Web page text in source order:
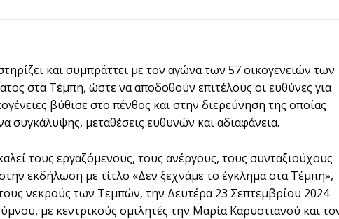
και συμπράττει με τον αγώνα των 57 οικογενειών των
στα Τέμπη, ώστε να αποδοθούν επιτέλους οι ευθύνες για
βύθισε στο πένθος και στην διερεύνηση της οποίας
συγκάλυψης, μεταθέσεις ευθυνών και αδιαφάνεια.
τους εργαζόμενους, τους ανέργους, τους συνταξιούχους
εκδήλωση με τίτλο «Δεν ξεχνάμε το έγκλημα στα Τέμπη»,
νεκρούς των Τεμπών, την Δευτέρα 23 Σεπτεμβρίου 2024
με κεντρικούς ομιλητές την Μαρία Καρυστιανού και